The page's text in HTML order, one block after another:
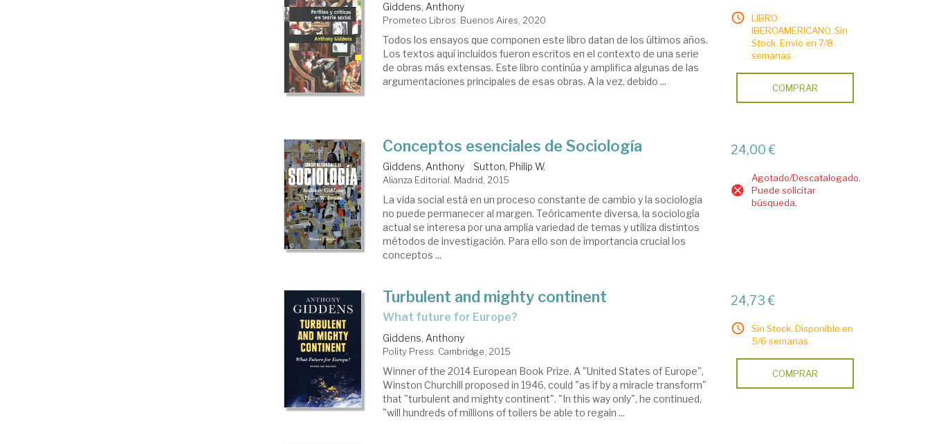
Giddens, Anthony
Prometeo Libros. Buenos Aires, 2020
Todos los ensayos que componen este libro datan de los últimos años.
Los textos aquí incluidos fueron escritos en el contexto de una serie
de obras más extensas. Este libro continúa y amplifica algunas de las
argumentaciones principales de esas obras. A la vez, debido ...
LIBRO
IBEROAMERICANO. Sin
Stock. Envío en 7/8
semanas.
COMPRAR
Conceptos esenciales de Sociología
Giddens, Anthony Sutton, Philip W.
Alianza Editorial. Madrid, 2015
La vida social está en un proceso constante de cambio y la sociología
no puede permanecer al margen. Teóricamente diversa, la sociología
actual se interesa por una amplia variedad de temas y utiliza distintos
métodos de investigación. Para ello son de importancia crucial los
conceptos ...
24,00 €
Agotado/Descatalogado.
Puede solicitar
búsqueda.
Turbulent and mighty continent
what future for Europe?
Giddens, Anthony
Polity Press. Cambridge, 2015
Winner of the 2014 European Book Prize. A "United States of Europe",
Winston Churchill proposed in 1946, could "as if by a miracle transform"
that "turbulent and mighty continent". "In this way only", he continued,
"will hundreds of millions of toilers be able to regain ...
24,73 €
Sin Stock. Disponible en
5/6 semanas.
COMPRAR